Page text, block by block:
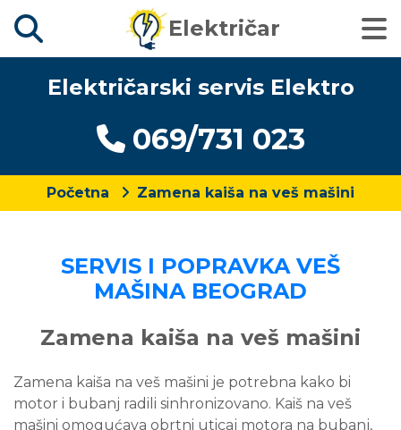
Električar
Električarski servis Elektro
069/731 023
Početna Zamena kaiša na veš mašini
SERVIS I POPRAVKA VEŠ
MAŠINA BEOGRAD
Zamena kaiša na veš mašini
Zamena kaiša na veš mašini je potrebna kako bi
motor i bubanj radili sinhronizovano. Kaiš na veš
mašini omogućava obrtni uticaj motora na bubanj,